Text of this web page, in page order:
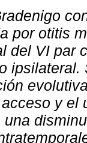
por otitis
del VI par
y el